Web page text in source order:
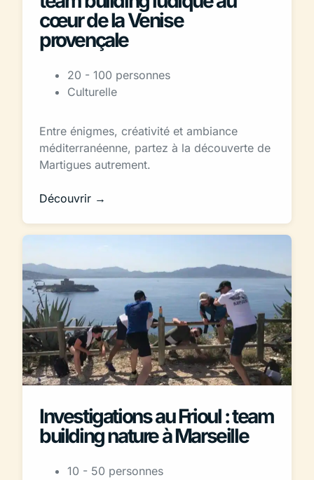
cœur de la Venise
provençale
20 - 100 personnes
Culturelle
Entre énigmes, créativité et ambiance
méditerranéenne, partez à la découverte de
Martigues autrement.
Découvrir →
Investigations au Frioul : team
building nature à Marseille
10 - 50 personnes